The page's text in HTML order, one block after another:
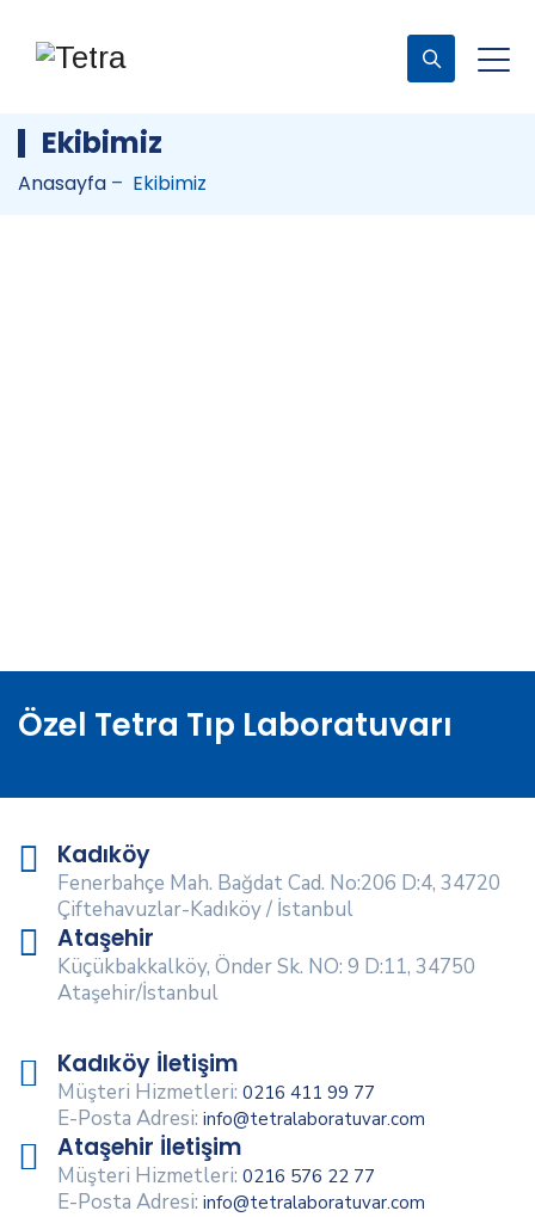
Ekibimiz
Anasayfa – Ekibimiz
Özel Tetra Tıp Laboratuvarı
Kadıköy
Fenerbahçe Mah. Bağdat Cad. No:206 D:4, 34720
Çiftehavuzlar-Kadıköy / İstanbul
Ataşehir
Küçükbakkalköy, Önder Sk. NO: 9 D:11, 34750
Ataşehir/İstanbul
Kadıköy İletişim
Müşteri Hizmetleri: 0216 411 99 77
E-Posta Adresi: info@tetralaboratuvar.com
Ataşehir İletişim
Müşteri Hizmetleri: 0216 576 22 77
E-Posta Adresi: info@tetralaboratuvar.com